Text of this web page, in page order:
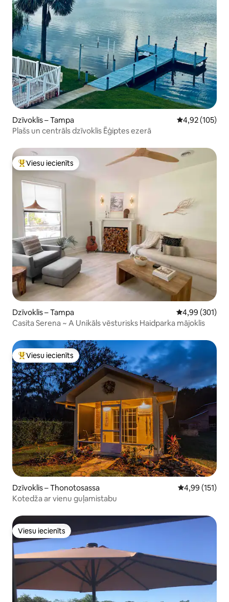
Dzīvoklis – Tampa Vidējais
4,92 (105)
Plašs un centrāls dzīvoklis Ēģiptes ezerā
Populārs viesu iecienīts mājoklis
Viesu iecienīts
Dzīvoklis – Tampa Vidējais
4,99 (301)
Casita Serena ~ A Unikāls vēsturisks Haidparka mājoklis
Populārs viesu iecienīts mājoklis
Viesu iecienīts
Dzīvoklis – Thonotosassa Vidējais
4,99 (151)
Kotedža ar vienu guļamistabu
Viesu iecienīts
Viesu iecienīts